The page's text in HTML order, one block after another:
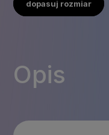
dopasuj rozmiar
Opis